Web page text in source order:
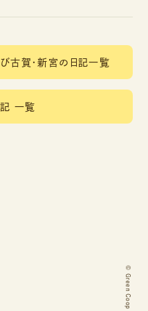
古賀・新宮の日記一覧
一覧
©